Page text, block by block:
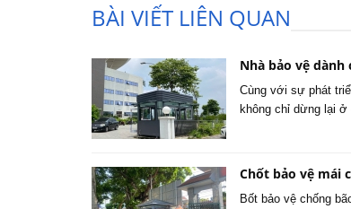
BÀI VIẾT LIÊN QUAN
Nhà bảo vệ
Cùng với sự phát
không chỉ dừng lại ở
Chốt bảo vệ mái
Bốt bảo vệ chống